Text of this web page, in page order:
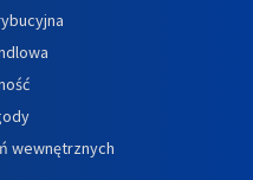
wewnętrznych